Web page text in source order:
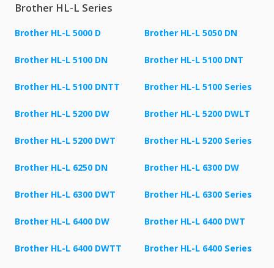
Brother HL-L Series
Brother HL-L 5000 D Brother HL-L 5050 DN
Brother HL-L 5100 DN Brother HL-L 5100 DNT
Brother HL-L 5100 DNTT Brother HL-L 5100 Series
Brother HL-L 5200 DW Brother HL-L 5200 DWLT
Brother HL-L 5200 DWT Brother HL-L 5200 Series
Brother HL-L 6250 DN Brother HL-L 6300 DW
Brother HL-L 6300 DWT Brother HL-L 6300 Series
Brother HL-L 6400 DW Brother HL-L 6400 DWT
Brother HL-L 6400 DWTT Brother HL-L 6400 Series